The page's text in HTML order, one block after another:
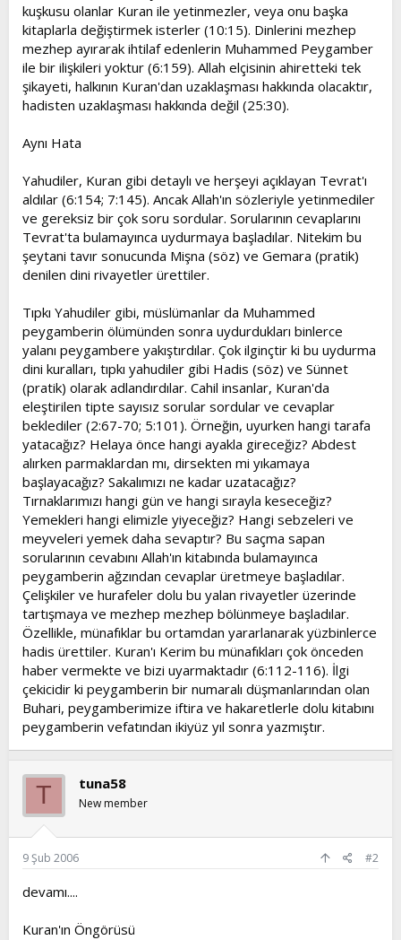
kuşkusu olanlar Kuran ile yetinmezler, veya onu başka
kitaplarla değiştirmek isterler (10:15). Dinlerini mezhep
mezhep ayırarak ihtilaf edenlerin Muhammed Peygamber
ile bir ilişkileri yoktur (6:159). Allah elçisinin ahiretteki tek
şikayeti, halkının Kuran'dan uzaklaşması hakkında olacaktır,
hadisten uzaklaşması hakkında değil (25:30).
Aynı Hata
Yahudiler, Kuran gibi detaylı ve herşeyi açıklayan Tevrat'ı
aldılar (6:154; 7:145). Ancak Allah'ın sözleriyle yetinmediler
ve gereksiz bir çok soru sordular. Sorularının cevaplarını
Tevrat'ta bulamayınca uydurmaya başladılar. Nitekim bu
şeytani tavır sonucunda Mişna (söz) ve Gemara (pratik)
denilen dini rivayetler ürettiler.
Tıpkı Yahudiler gibi, müslümanlar da Muhammed
peygamberin ölümünden sonra uydurdukları binlerce
yalanı peygambere yakıştırdılar. Çok ilginçtir ki bu uydurma
dini kuralları, tıpkı yahudiler gibi Hadis (söz) ve Sünnet
(pratik) olarak adlandırdılar. Cahil insanlar, Kuran'da
eleştirilen tipte sayısız sorular sordular ve cevaplar
beklediler (2:67-70; 5:101). Örneğin, uyurken hangi tarafa
yatacağız? Helaya önce hangi ayakla gireceğiz? Abdest
alırken parmaklardan mı, dirsekten mi yıkamaya
başlayacağız? Sakalımızı ne kadar uzatacağız?
Tırnaklarımızı hangi gün ve hangi sırayla keseceğiz?
Yemekleri hangi elimizle yiyeceğiz? Hangi sebzeleri ve
meyveleri yemek daha sevaptır? Bu saçma sapan
sorularının cevabını Allah'ın kitabında bulamayınca
peygamberin ağzından cevaplar üretmeye başladılar.
Çelişkiler ve hurafeler dolu bu yalan rivayetler üzerinde
tartışmaya ve mezhep mezhep bölünmeye başladılar.
Özellikle, münafıklar bu ortamdan yararlanarak yüzbinlerce
hadis ürettiler. Kuran'ı Kerim bu münafıkları çok önceden
haber vermekte ve bizi uyarmaktadır (6:112-116). İlgi
çekicidir ki peygamberin bir numaralı düşmanlarından olan
Buhari, peygamberimize iftira ve hakaretlerle dolu kitabını
peygamberin vefatından ikiyüz yıl sonra yazmıştır.
T tuna58
New member
9 Şub 2006 #2
devamı....
Kuran'ın Öngörüsü